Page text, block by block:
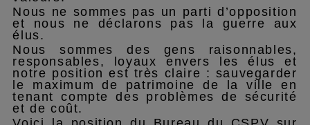
Nous ne sommes pas un parti d’opposition
et nous ne déclarons pas la guerre aux
élus.
Nous sommes des gens raisonnables,
responsables, loyaux envers les élus et
notre position est très claire : sauvegarder
le maximum de patrimoine de la ville en
tenant compte des problèmes de sécurité
et de coût.